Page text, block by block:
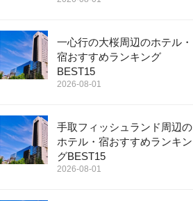
一心行の大桜周辺のホテル・
宿おすすめランキング
BEST15
2026-08-01
手取フィッシュランド周辺の
ホテル・宿おすすめランキン
グBEST15
2026-08-01